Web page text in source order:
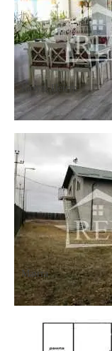
Кахул ,Центр
Манта